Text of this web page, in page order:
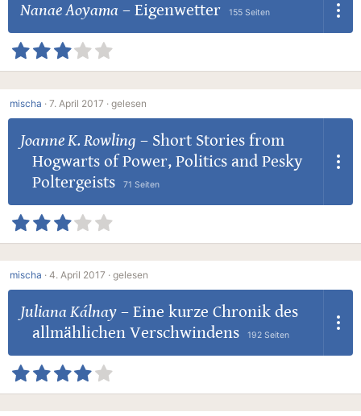
Nanae Aoyama – Eigenwetter 155 Seiten
mischa · 7. April 2017 · gelesen
Joanne K. Rowling – Short Stories from
Hogwarts of Power, Politics and Pesky
Poltergeists
71 Seiten
mischa · 4. April 2017 · gelesen
Juliana Kálnay– Eine kurze Chronik des
allmählichen Verschwindens
192 Seiten